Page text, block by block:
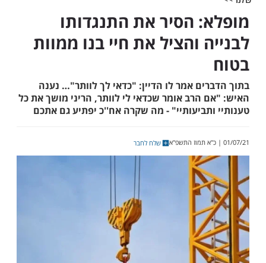
הסיר את התנגדותו
והציל את חיי בנו ממוות
אמר לו הדיין: "כדאי לך לוותר"… נענה
הרב אומר שכדאי לי לוותר, הריני מושך את כל
- מה שקרה אח''כ יפתיע גם אתכם
שלח לחבר